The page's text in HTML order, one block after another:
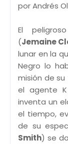
por Andrés
El
(Jemaine
lunar en la
Negro lo
misión de
el agente
inventa un
el tiempo,
de su
Smith) se